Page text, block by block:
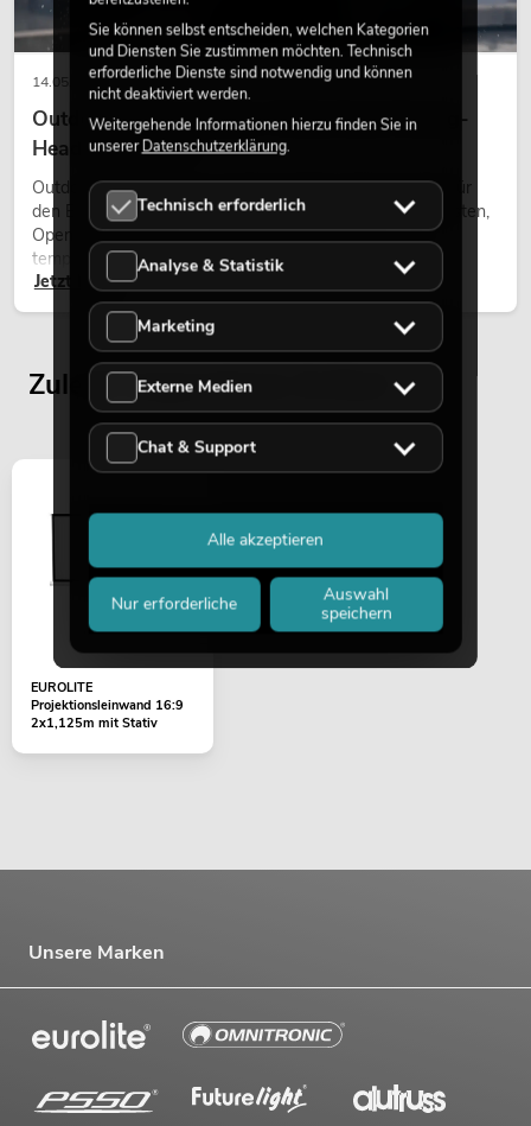
14.05.2026
Outdoor Moving-Heads: Wetterfeste Moving-
Heads bei Events
Outdoor Moving-Heads sind bewegliche Scheinwerfer für
den Einsatz im Freien. Sie werden bei Festivals, Stadtfesten,
Open-Air-Konzerten, Architekturinszenierungen und
temporären Außeninstallationen eingesetzt.
Jetzt lesen
Zuletzt angesehene Artikel
EUROLITE
Projektionsleinwand 16:9
2x1,125m mit Stativ
Unsere Marken
Sie können selbst entscheiden, welchen Kategorien
und Diensten Sie zustimmen möchten. Technisch
erforderliche Dienste sind notwendig und können
nicht deaktiviert werden.
Weitergehende Informationen hierzu finden Sie in
unsererDatenschutzerklärung.
Technisch erforderlich
Analyse & Statistik
Marketing
Externe Medien
Chat & Support
Nur erforderliche
Auswahl
speichern
Alle akzeptieren